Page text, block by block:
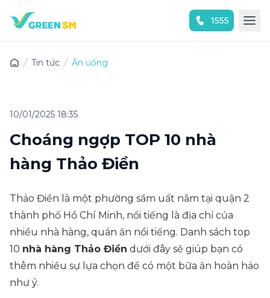
1555
Tin tức Ăn uống
10/01/2025 18:35
Choáng ngợp TOP 10 nhà
hàng Thảo Điền
Thảo Điền là một phường sầm uất nằm tại quận 2
thành phố Hồ Chí Minh, nổi tiếng là địa chỉ của
nhiều nhà hàng, quán ăn nổi tiếng. Danh sách top
10 nhà hàng Thảo Điền dưới đây sẽ giúp bạn có
thêm nhiều sự lựa chọn để có một bữa ăn hoàn hảo
như ý.